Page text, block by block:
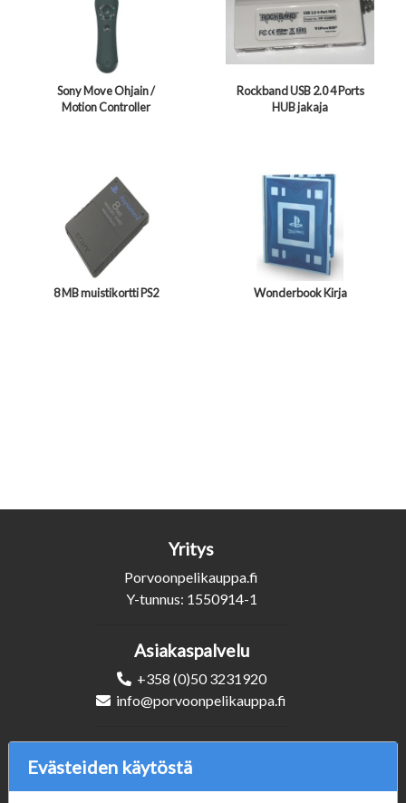
Sony Move Ohjain /
Motion Controller
Rockband USB 2.0 4 Ports
HUB jakaja
8 MB muistikortti PS2 Wonderbook Kirja
Yritys
Porvoonpelikauppa.fi
Y-tunnus: 1550914-1
Asiakaspalvelu
+358 (0)50 3231920
info@porvoonpelikauppa.fi
Evästeiden käytöstä